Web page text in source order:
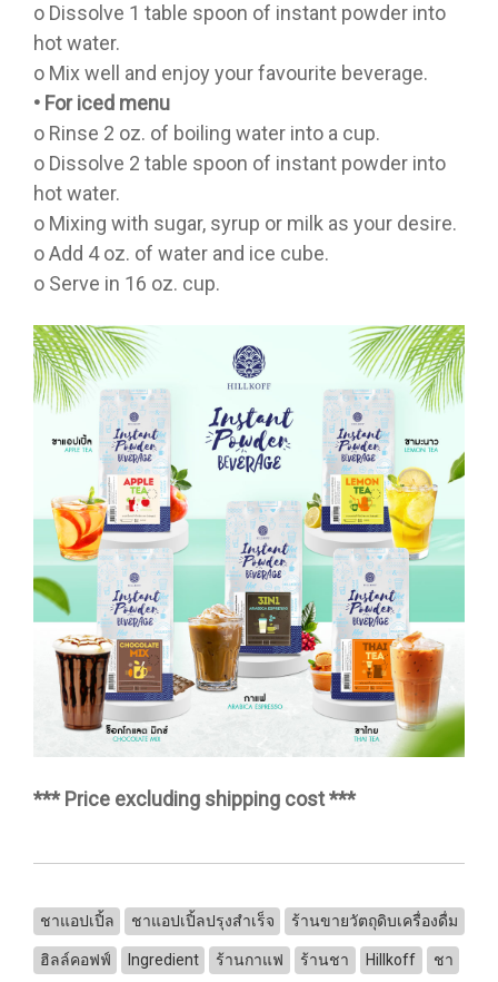
o Dissolve 1 table spoon of instant powder into
hot water.
o Mix well and enjoy your favourite beverage.
• For iced menu
o Rinse 2 oz. of boiling water into a cup.
o Dissolve 2 table spoon of instant powder into
hot water.
o Mixing with sugar, syrup or milk as your desire.
o Add 4 oz. of water and ice cube.
o Serve in 16 oz. cup.
*** Price excluding shipping cost ***
ชาแอปเปิ้ล ชาแอปเปิ้ลปรุงสำเร็จ ร้านขายวัตถุดิบเครื่องดื่ม
ฮิลล์คอฟฟ์ Ingredient ร้านกาแฟ ร้านชา Hillkoff ชา